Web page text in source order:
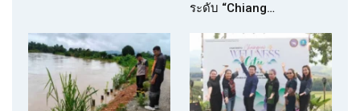
ระดับ “Chiang…